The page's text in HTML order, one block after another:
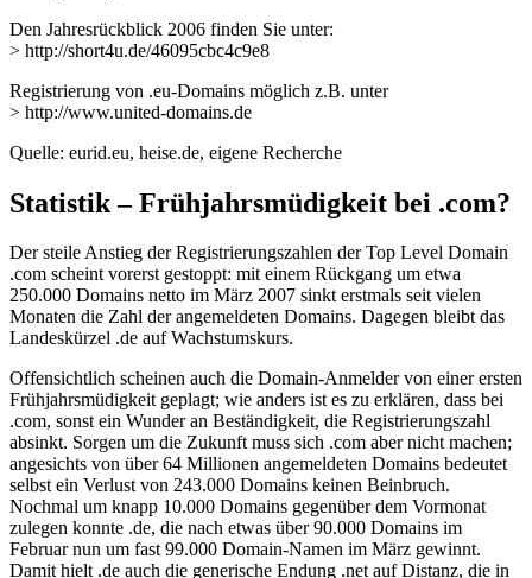
Den Jahresrückblick 2006 finden Sie unter:
> http://short4u.de/46095cbc4c9e8
Registrierung von .eu-Domains möglich z.B. unter
> http://www.united-domains.de
Quelle: eurid.eu, heise.de, eigene Recherche
Statistik – Frühjahrsmüdigkeit bei .com?
Der steile Anstieg der Registrierungszahlen der Top Level Domain
.com scheint vorerst gestoppt: mit einem Rückgang um etwa
250.000 Domains netto im März 2007 sinkt erstmals seit vielen
Monaten die Zahl der angemeldeten Domains. Dagegen bleibt das
Landeskürzel .de auf Wachstumskurs.
Offensichtlich scheinen auch die Domain-Anmelder von einer ersten
Frühjahrsmüdigkeit geplagt; wie anders ist es zu erklären, dass bei
.com, sonst ein Wunder an Beständigkeit, die Registrierungszahl
absinkt. Sorgen um die Zukunft muss sich .com aber nicht machen;
angesichts von über 64 Millionen angemeldeten Domains bedeutet
selbst ein Verlust von 243.000 Domains keinen Beinbruch.
Nochmal um knapp 10.000 Domains gegenüber dem Vormonat
zulegen konnte .de, die nach etwas über 90.000 Domains im
Februar nun um fast 99.000 Domain-Namen im März gewinnt.
Damit hielt .de auch die generische Endung .net auf Distanz, die in